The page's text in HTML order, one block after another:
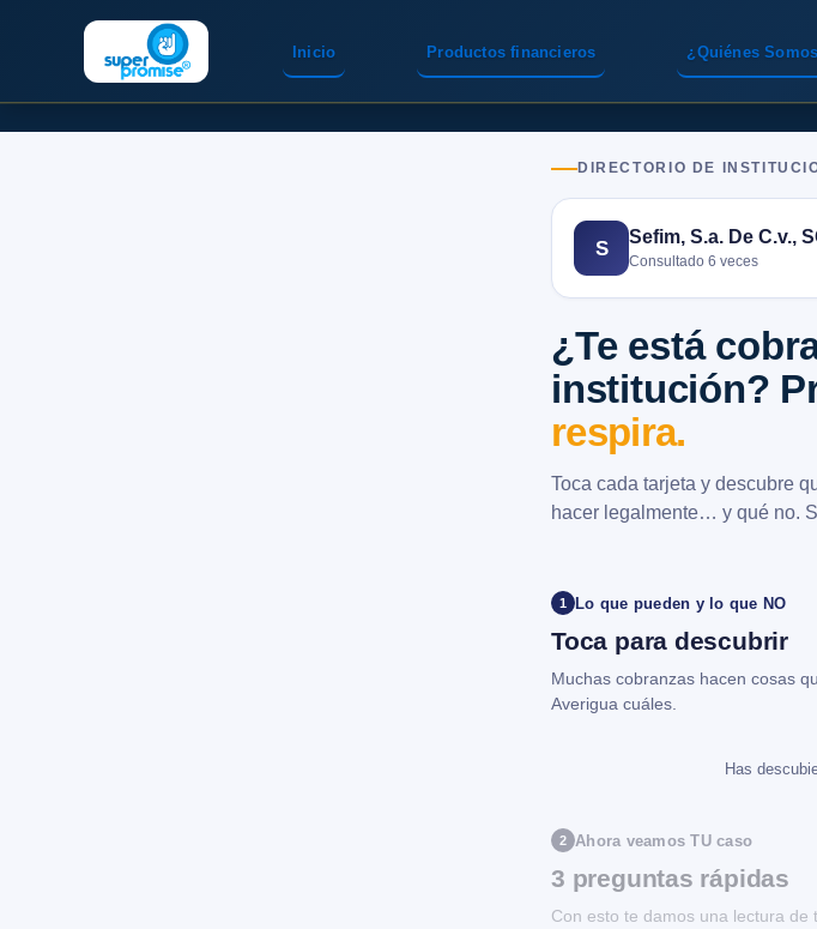
Inicio Productos financieros ¿Quiénes
DIRECTORIO DE
S
Sefim, S.a. De C.v.,
Consultado 6 veces
¿Te está
institución?
respira.
Toca cada tarjeta y descubre
hacer legalmente… y qué no.
1 Lo que pueden y lo que NO
Toca para descubrir
Muchas cobranzas hacen cosas
Averigua cuáles.
Has
2 Ahora veamos TU caso
3 preguntas rápidas
Con esto te damos una lectura de